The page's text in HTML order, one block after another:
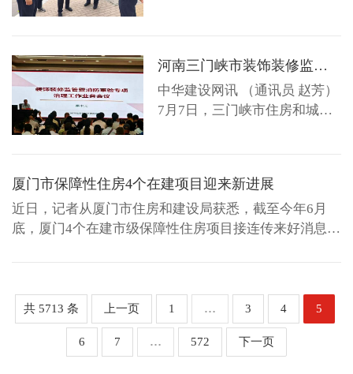
题，7月9日，安阳市城市管理
局一级调研员张占方带队，深
入文峰区（高新区）、安阳
智慧城市运行中心...
河南三门峡市装饰装修监管暨消防审验专项治理培训会召开
中华建设网讯 （通讯员 赵芳）
7月7日，三门峡市住房和城乡
局长秦中元、三级调研员詹传
江，三门峡市消防救援局副局
长曹文献出席会议。湖滨区、
科室、局属事...
厦门市保障性住房4个在建项目迎来新进展
近日，记者从厦门市住房和建设局获悉，截至今年6月
底，厦门4个在建市级保障性住房项目接连传来好消息，
海沧区东瑶路与水头路交叉口北侧、龙窑路东侧，建设
保障性住房1...
共 5713 条 上一页 1 … 3 4 5
6 7 … 572 下一页